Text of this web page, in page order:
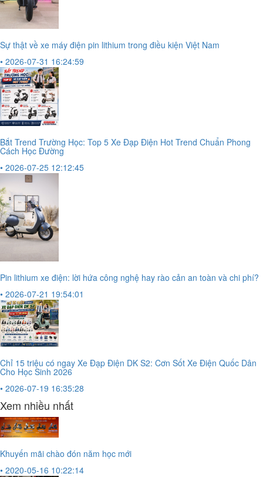
Sự thật về xe máy điện pin lithium trong điều kiện Việt Nam
• 2026-07-31 16:24:59
Bắt Trend Trường Học: Top 5 Xe Đạp Điện Hot Trend Chuẩn Phong
Cách Học Đường
• 2026-07-25 12:12:45
Pin lithium xe điện: lời hứa công nghệ hay rào cản an toàn và chi phí?
• 2026-07-21 19:54:01
Chỉ 15 triệu có ngay Xe Đạp Điện DK S2: Cơn Sốt Xe Điện Quốc Dân
Cho Học Sinh 2026
• 2026-07-19 16:35:28
Xem nhiều nhất
Khuyến mãi chào đón năm học mới
• 2020-05-16 10:22:14